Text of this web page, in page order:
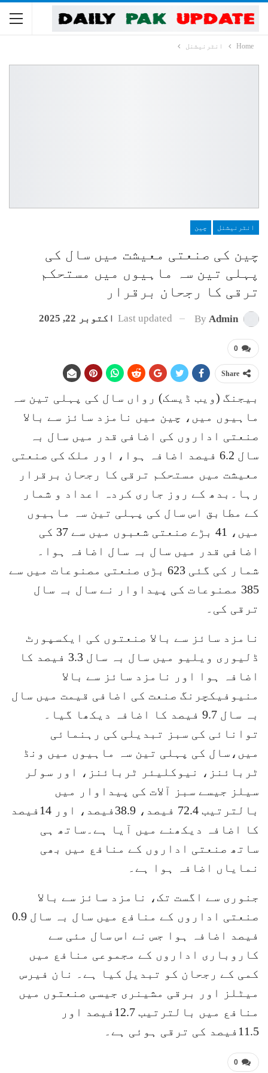
Home انٹرنیشنل
انٹرنیشنل چین
چین کی صنعتی معیشت میں سال کی
پہلی تین سہ ماہیوں میں مستحکم
ترقی کا رجحان برقرار
By Admin
Last updated اکتوبر 22, 2025
0
Share
بیجنگ (ویب ڈیسک) رواں سال کی پہلی تین سہ
ماہیوں میں، چین میں نامزد سائز سے بالا
صنعتی اداروں کی اضافی قدر میں سال بہ
سال 6.2 فیصد اضافہ ہوا، اور ملک کی صنعتی
معیشت میں مستحکم ترقی کا رجحان برقرار
رہا۔بدھ کے روز جاری کردہ اعداد و شمار
کے مطابق اس سال کی پہلی تین سہ ماہیوں
میں، 41 بڑے صنعتی شعبوں میں سے 37 کی
اضافی قدر میں سال بہ سال اضافہ ہوا۔
شمار کی گئی 623 بڑی صنعتی مصنوعات میں سے
385 مصنوعات کی پیداوار نے سال بہ سال
ترقی کی۔
نامزد سائز سے بالا صنعتوں کی ایکسپورٹ
ڈلیوری ویلیو میں سال بہ سال 3.3 فیصد کا
اضافہ ہوا اور نامزد سائز سے بالا
منیوفیکچرنگ صنعت کی اضافی قیمت میں سال
بہ سال 9.7 فیصد کا اضافہ دیکھا گیا۔
توانائی کی سبز تبدیلی کی رہنمائی
میں،سال کی پہلی تین سہ ماہیوں میں ونڈ
ٹربائنز، نیوکلیئر ٹربائنز، اور سولر
سیلز جیسے سبز آلات کی پیداوار میں
بالترتیب 72.4 فیصد، 38.9فیصد، اور 14فیصد
کا اضافہ دیکھنے میں آیا ہے۔ساتھ ہی
ساتھ صنعتی اداروں کے منافع میں بھی
نمایاں اضافہ ہوا ہے۔
جنوری سے اگست تک، نامزد سائز سے بالا
صنعتی اداروں کے منافع میں سال بہ سال 0.9
فیصد اضافہ ہوا جس نے اس سال مئی سے
کاروباری اداروں کے مجموعی منافع میں
کمی کے رجحان کو تبدیل کیا ہے۔ نان فیرس
میٹلز اور برقی مشینری جیسی صنعتوں میں
منافع میں بالترتیب 12.7فیصد اور
11.5فیصد کی ترقی ہوئی ہے۔
0